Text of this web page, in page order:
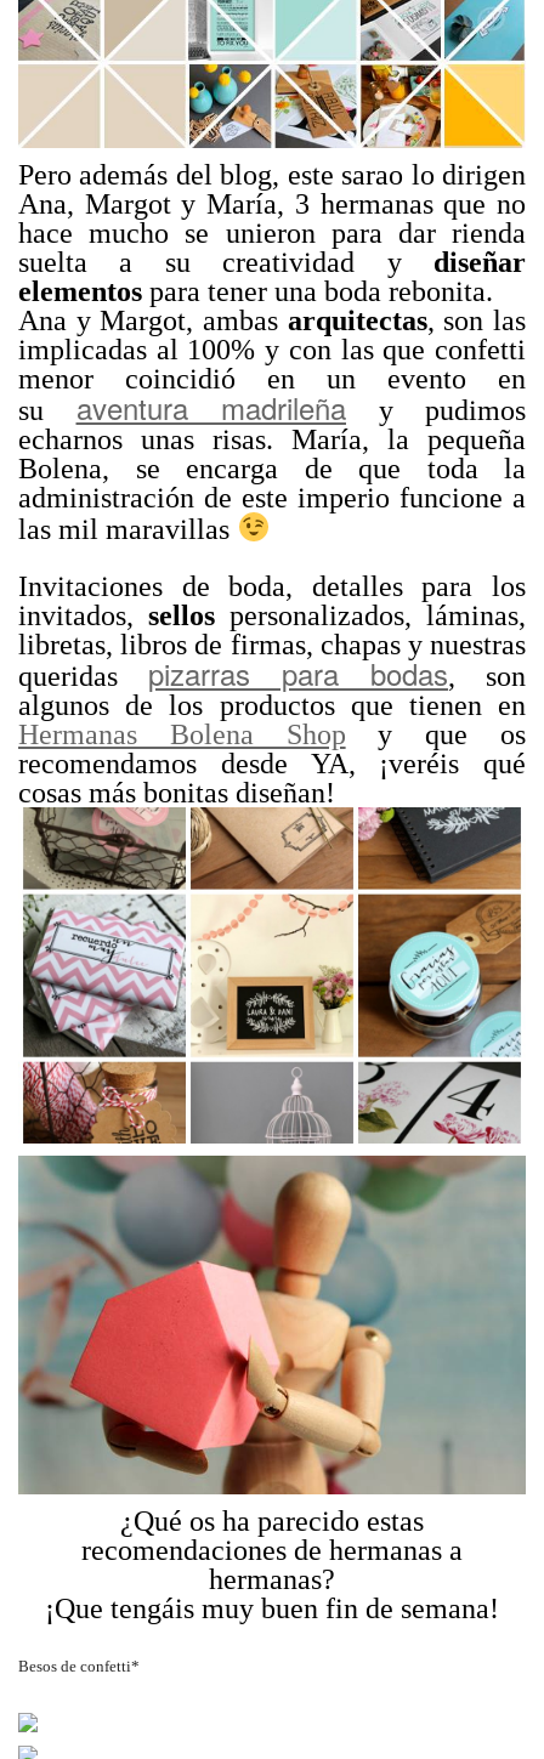
Pero además del blog, este sarao lo dirigen
Ana, Margot y María, 3 hermanas que no
hace mucho se unieron para dar rienda
suelta a su creatividad y diseñar
elementos para tener una boda rebonita.
Ana y Margot, ambas arquitectas, son las
implicadas al 100% y con las que confetti
menor coincidió en un evento en
su aventura madrileña y pudimos
echarnos unas risas. María, la pequeña
Bolena, se encarga de que toda la
administración de este imperio funcione a
las mil maravillas
Invitaciones de boda, detalles para los
invitados, sellos personalizados, láminas,
libretas, libros de firmas, chapas y nuestras
queridas pizarras para bodas, son
algunos de los productos que tienen en
Hermanas Bolena Shop y que os
recomendamos desde YA, ¡veréis qué
cosas más bonitas diseñan!
¿Qué os ha parecido estas
recomendaciones de hermanas a
hermanas?
¡Que tengáis muy buen fin de semana!
Besos de confetti*